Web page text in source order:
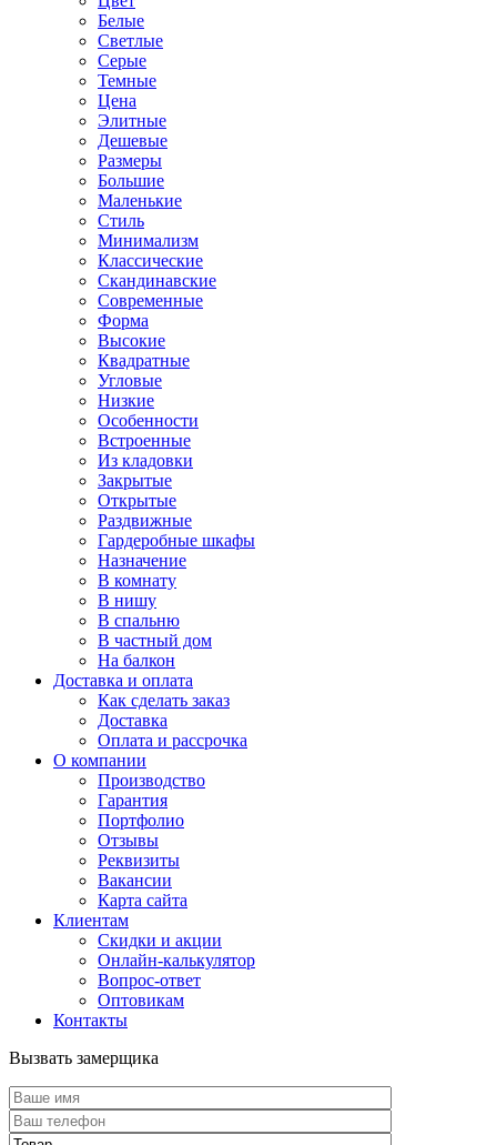
Белые
Светлые
Серые
Темные
Цена
Элитные
Дешевые
Размеры
Большие
Маленькие
Стиль
Минимализм
Классические
Скандинавские
Современные
Форма
Высокие
Квадратные
Угловые
Низкие
Особенности
Встроенные
Из кладовки
Закрытые
Открытые
Раздвижные
Гардеробные шкафы
Назначение
В комнату
В нишу
В спальню
В частный дом
На балкон
Доставка и оплата
Как сделать заказ
Доставка
Оплата и рассрочка
О компании
Производство
Гарантия
Портфолио
Отзывы
Реквизиты
Вакансии
Карта сайта
Клиентам
Скидки и акции
Онлайн-калькулятор
Вопрос-ответ
Оптовикам
Контакты
Вызвать замерщика